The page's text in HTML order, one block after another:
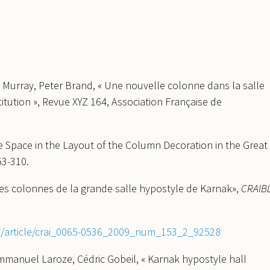
Peter Brand, « Une nouvelle colonne dans la salle
», Revue XYZ 164, Association Française de
Space in the Layout of the Column Decoration in the Great
310.
colonnes de la grande salle hypostyle de Karnak»,
crai_0065-0536_2009_num_153_2_92528
Laroze, Cédric Gobeil, « Karnak hypostyle hall